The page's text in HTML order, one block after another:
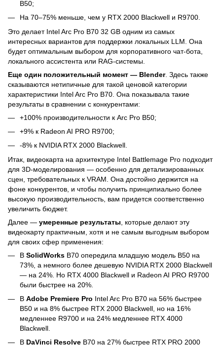
B50;
На 70–75% меньше, чем у RTX 2000 Blackwell и R9700.
Это делает Intel Arc Pro B70 32 GB одним из самых
интересных вариантов для поддержки локальных LLM. Она
будет оптимальным выбором для корпоративного чат-бота,
локального ассистента или RAG-системы.
Еще один положительный момент — Blender. Здесь также
сказываются нетипичные для такой ценовой категории
характеристики Intel Arc Pro B70. Она показывала такие
результаты в сравнении с конкурентами:
+100% производительности к Arc Pro B50;
+9% к Radeon AI PRO R9700;
-8% к NVIDIA RTX 2000 Blackwell.
Итак, видеокарта на архитектуре Intel Battlemage Pro подходит
для 3D-моделирования — особенно для детализированных
сцен, требовательных к VRAM. Она достойно держится на
фоне конкурентов, и чтобы получить принципиально более
высокую производительность, вам придется соответственно
увеличить бюджет.
Далее — умеренные результаты , которые делают эту
видеокарту практичным, хотя и не самым выгодным выбором
для своих сфер применения:
В SolidWorks B70 опередила младшую модель B50 на
73%, а немного более дешевую NVIDIA RTX 2000 Blackwell
— на 24%. Но RTX 4000 Blackwell и Radeon AI PRO R9700
были быстрее на 20%.
В Adobe Premiere Pro Intel Arc Pro B70 на 56% быстрее
B50 и на 8% быстрее RTX 2000 Blackwell, но на 16%
медленнее R9700 и на 24% медленнее RTX 4000
Blackwell.
В DaVinci Resolve B70 на 27% быстрее RTX PRO 2000